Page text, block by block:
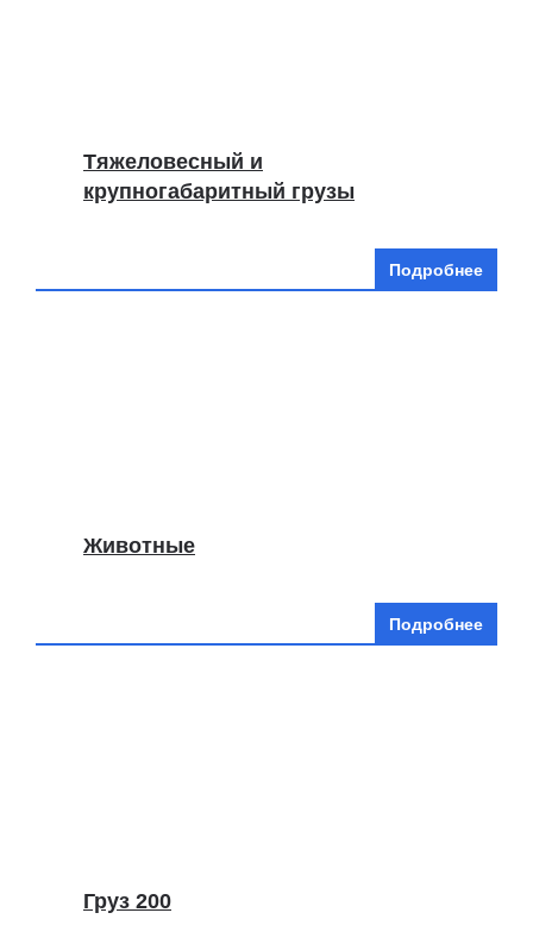
Тяжеловесный и
крупногабаритный грузы
Подробнее
Животные
Подробнее
Груз 200